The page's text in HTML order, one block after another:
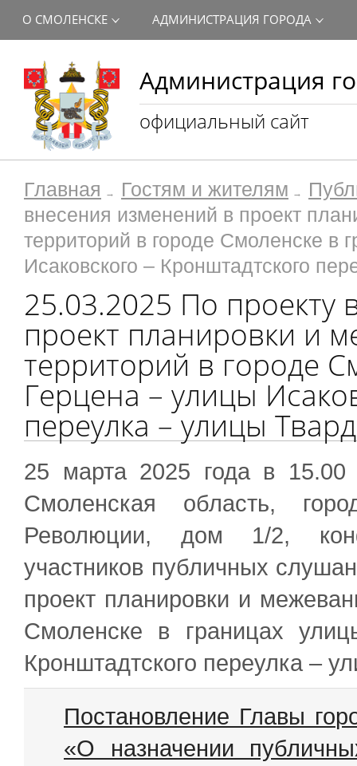
Администрация
официальный сайт
О СМОЛЕНСКЕ АДМИНИСТРАЦИЯ ГОРОДА
Главная Гостям и жителям
внесения изменений в проект
территорий в городе Смоленске в
Исаковского – Кронштадтского
25.03.2025 По проекту
проект планировки и
территорий в городе
Герцена – улицы
переулка – улицы
25 марта 2025 года в 15.00
Смоленская область,
Революции, дом 1/2,
участников публичных
проект планировки и
Смоленске в границах
Кронштадтского переулка –
Постановление Главы
«О назначении